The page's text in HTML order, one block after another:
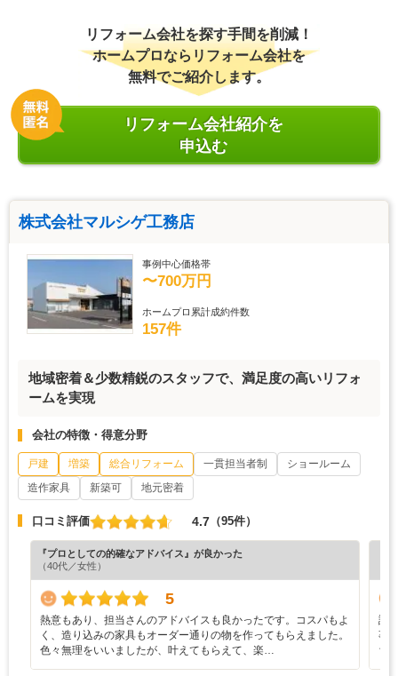
リフォーム会社を探す手間を削減！
ホームプロならリフォーム会社を
無料でご紹介します。
リフォーム会社紹介を
申込む
株式会社マルシゲ工務店
事例中心価格帯
〜700万円
ホームプロ累計成約件数
157件
地域密着＆少数精鋭のスタッフで、満足度の高いリフォ
ームを実現
会社の特徴・得意分野
戸建 増築 総合リフォーム 一貫担当者制
ショールーム
造作家具
新築可 地元密着
口コミ評価 4.7 （95件）
『プロとしての的確なアドバイス』が良かった
（40代／女性）
5
熱意もあり、担当さんのアドバイスも良かったです。コスパもよ
く、造り込みの家具もオーダー通りの物を作ってもらえました。
色々無理をいいましたが、叶えてもらえて、楽…
設
事
ち